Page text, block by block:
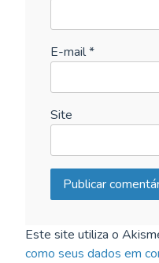
E-mail*
Site
Este site utiliza o
como seus dados em